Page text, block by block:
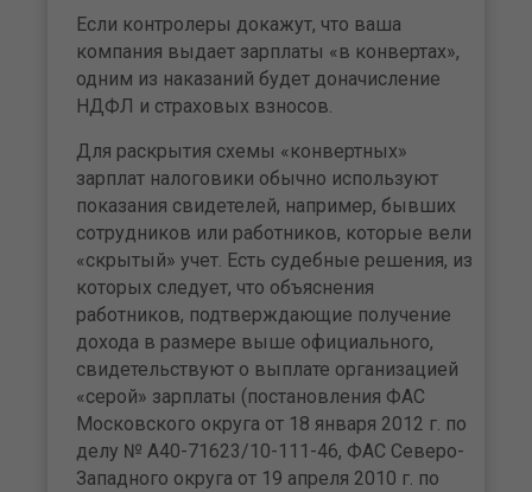
Если контролеры докажут, что ваша
компания вы­дает зарплаты «в конвертах»,
одним из наказаний будет доначисление
НДФЛ и страховых взносов.
Для раскрытия схемы «конвертных»
зарплат налого­вики обычно используют
показания свидетелей, напри­мер, бывших
сотрудников или работников, которые вели
«скрытый» учет. Есть судебные решения, из
которых следует, что объяснения
работников, подтверждающие получение
дохода в размере выше официального,
свиде­тельствуют о выплате организацией
«серой» зарплаты (постановления ФАС
Московского округа от 18 января 2012 г. по
делу № А40-71623/10-111-46, ФАС Северо­-
Западного округа от 19 апреля 2010 г. по